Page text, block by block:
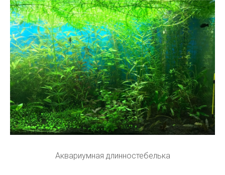
Аквариумная длинностебелька